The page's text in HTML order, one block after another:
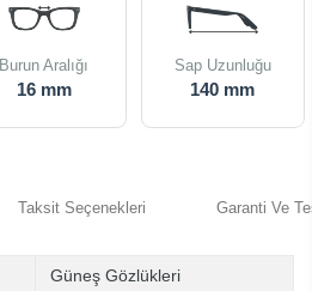
Burun Aralığı
16 mm
Sap Uzunluğu
140 mm
Taksit Seçenekleri Garanti Ve
Güneş Gözlükleri